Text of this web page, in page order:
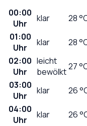
00:00
Uhr
klar 28
01:00
Uhr
klar 28
02:00
Uhr
leicht
bewölkt27
03:00
Uhr
klar 26
04:00
Uhr
klar 26